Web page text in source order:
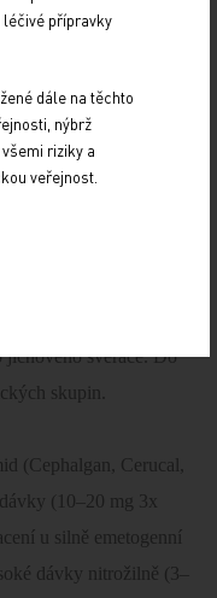
L-754030.
donedávna k
na centrálních
motilitu trávicího
svěrače. Do
skupin.
(Cephalgan, Cerucal,
(10–20 mg 3x
u silně emetogenní
dávky nitrožilně (3–
léčivé přípravky
dále na těchto
nýbrž
riziky a
veřejnost.